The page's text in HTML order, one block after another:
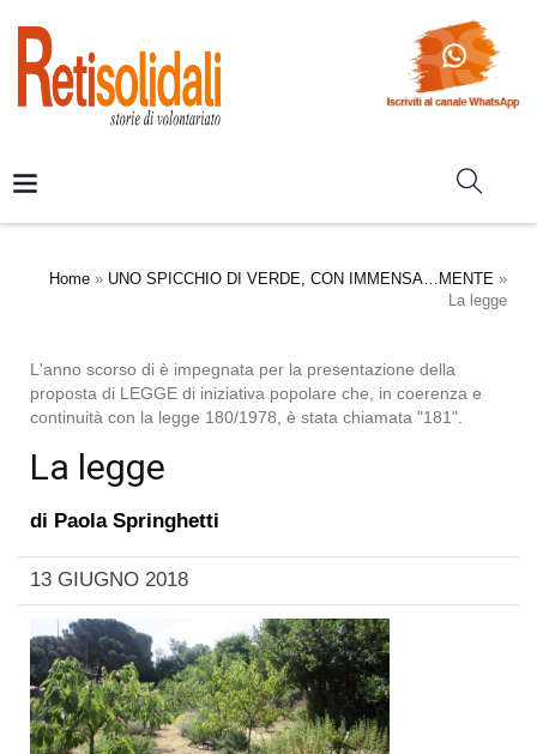
Home » UNO SPICCHIO DI VERDE, CON IMMENSA…MENTE »
La legge
L'anno scorso di è impegnata per la presentazione della
proposta di LEGGE di iniziativa popolare che, in coerenza e
continuità con la legge 180/1978, è stata chiamata "181".
La legge
di Paola Springhetti
13 GIUGNO 2018